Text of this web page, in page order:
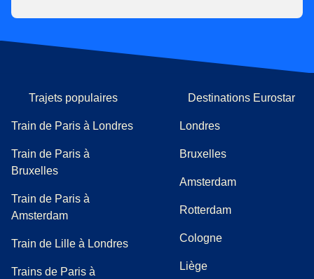
Trajets populaires
Train de Paris à Londres
Train de Paris à
Bruxelles
Train de Paris à
Amsterdam
Train de Lille à Londres
Trains de Paris à
Destinations Eurostar
Londres
Bruxelles
Amsterdam
Rotterdam
Cologne
Liège